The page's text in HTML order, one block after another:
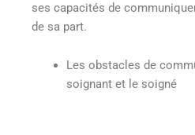
ses capacités de
de sa part.
Les obstacles de
soignant et le soigné